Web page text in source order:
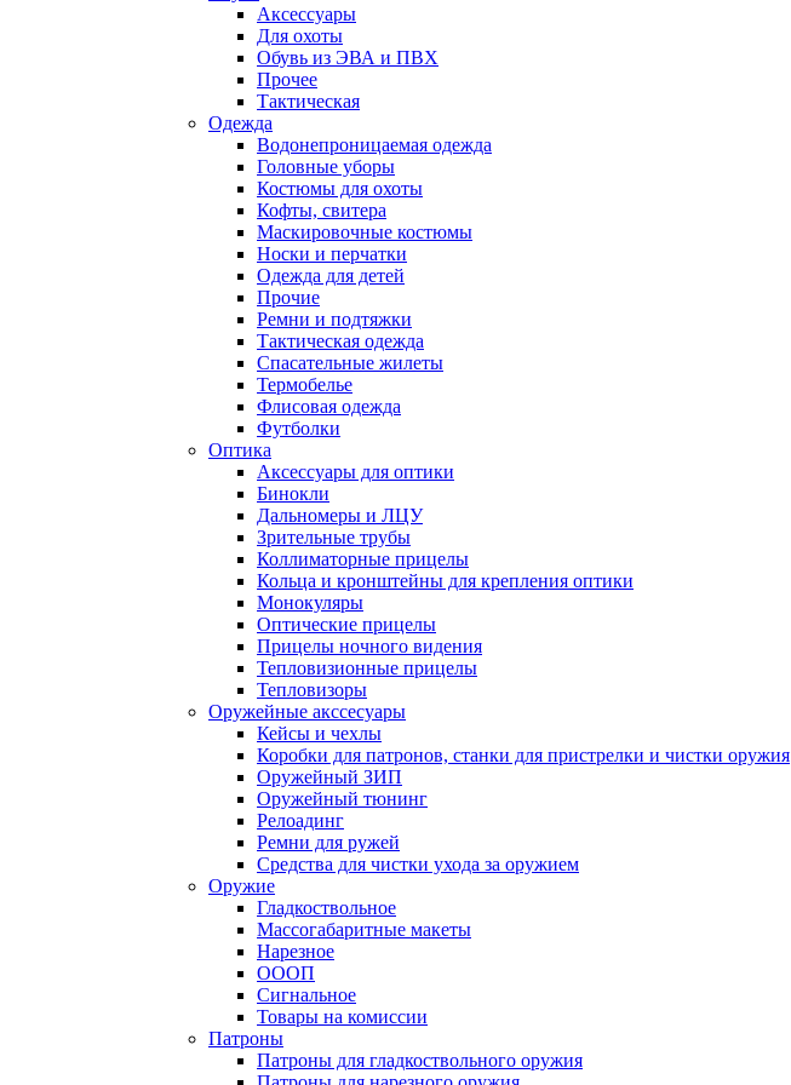
Аксессуары
Для охоты
Обувь из ЭВА и ПВХ
Прочее
Тактическая
Одежда
Водонепроницаемая одежда
Головные уборы
Костюмы для охоты
Кофты, свитера
Маскировочные костюмы
Носки и перчатки
Одежда для детей
Прочие
Ремни и подтяжки
Тактическая одежда
Спасательные жилеты
Термобелье
Флисовая одежда
Футболки
Оптика
Аксессуары для оптики
Бинокли
Дальномеры и ЛЦУ
Зрительные трубы
Коллиматорные прицелы
Кольца и кронштейны для крепления оптики
Монокуляры
Оптические прицелы
Прицелы ночного видения
Тепловизионные прицелы
Тепловизоры
Оружейные акссесуары
Кейсы и чехлы
Коробки для патронов, станки для пристрелки и чистки оружия
Оружейный ЗИП
Оружейный тюнинг
Релоадинг
Ремни для ружей
Средства для чистки ухода за оружием
Оружие
Гладкоствольное
Массогабаритные макеты
Нарезное
ОООП
Сигнальное
Товары на комиссии
Патроны
Патроны для гладкоствольного оружия